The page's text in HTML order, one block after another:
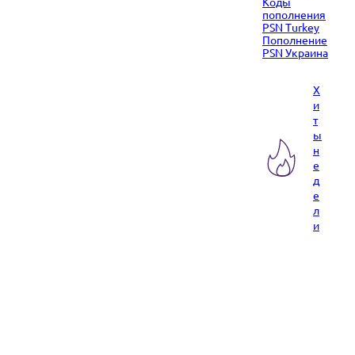
пополнения
PSN Turkey
Пополнение
PSN Украина
Х
и
т
ы
н
е
д
е
л
и